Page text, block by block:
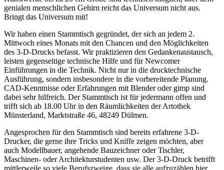
genialen menschlichen Gehirn reicht das Universum nicht aus.
Bringt das Universum mit!
Wir haben einen Stammtisch gegründet, der sich an jedem 2.
Mittwoch eines Monats mit den Chancen und den Möglichkeiten
des 3-D-Drucks befasst. Wir praktizieren den Gedankenaustausch,
leisten gegenseitige technische Hilfe und für Newcomer
Einführungen in die Technik. Nicht nur in die drucktechnische
Ausführung, sondern insbesondere in die vorbereitende Planung.
CAD-Kenntnisse oder Erfahrungen mit Blender oder gimp sind
dabei sehr hilfreich. Der Stammtisch ist für jedermann offen und
trifft sich ab 18.00 Uhr in den Räumlichkeiten der Artothek
Münsterland, Marktstraße 46, 48249 Dülmen.
Angesprochen für den Stammtisch sind bereits erfahrene 3-D-
Drucker, die gerne ihre Tricks und Kniffe zeigen möchten, aber
auch Modellbauer, angehende Bauzeichner oder Tischler,
Maschinen- oder Architekturstudenten usw. Der 3-D-Druck betrifft